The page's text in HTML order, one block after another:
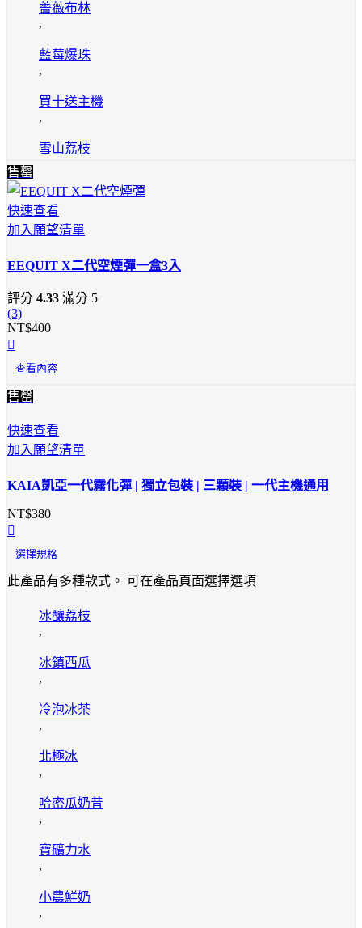
薔薇布林
,
藍莓爆珠
,
買十送主機
,
雪山荔枝
售罄
快速查看
加入願望清單
EEQUIT X二代空煙彈一盒3入
評分 4.33 滿分 5
(3)
NT$400
查看內容
售罄
快速查看
加入願望清單
KAIA凱亞一代霧化彈 | 獨立包裝 | 三顆裝 | 一代主機通用
NT$380
選擇規格
此產品有多種款式。 可在產品頁面選擇選項
冰釀荔枝
,
冰鎮西瓜
,
冷泡冰茶
,
北極冰
,
哈密瓜奶昔
,
寶礦力水
,
小農鮮奶
,